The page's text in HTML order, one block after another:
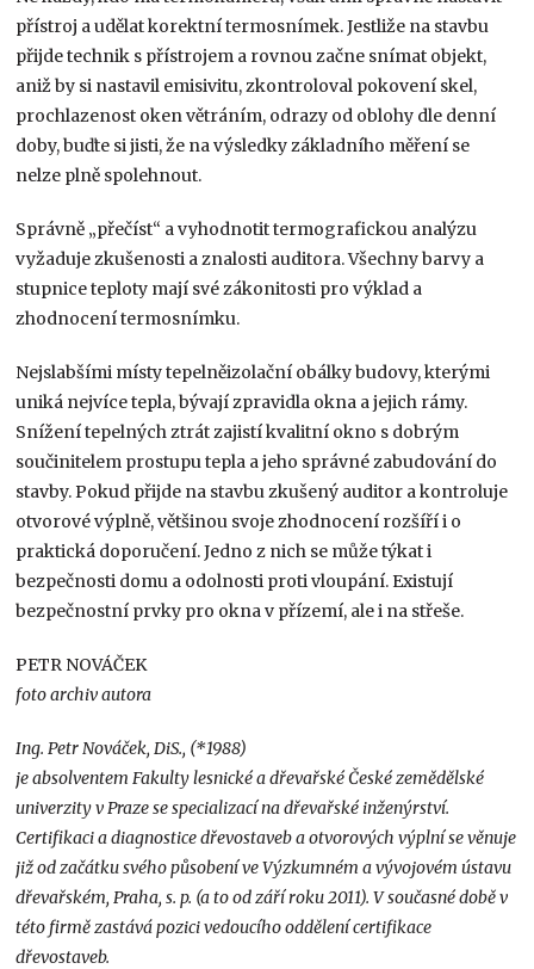
přístroj a udělat korektní termosnímek. Jestliže na stavbu
přijde technik s přístrojem a rovnou začne snímat objekt,
aniž by si nastavil emisivitu, zkontroloval pokovení skel,
prochlazenost oken větráním, odrazy od oblohy dle denní
doby, buďte si jisti, že na výsledky základního měření se
nelze plně spolehnout.
Správně „přečíst“ a vyhodnotit termografickou analýzu
vyžaduje zkušenosti a znalosti auditora. Všechny barvy a
stupnice teploty mají své zákonitosti pro výklad a
zhodnocení termosnímku.
Nejslabšími místy tepelněizolační obálky budovy, kterými
uniká nejvíce tepla, bývají zpravidla okna a jejich rámy.
Snížení tepelných ztrát zajistí kvalitní okno s dobrým
součinitelem prostupu tepla a jeho správné zabudování do
stavby. Pokud přijde na stavbu zkušený auditor a kontroluje
otvorové výplně, většinou svoje zhodnocení rozšíří i o
praktická doporučení. Jedno z nich se může týkat i
bezpečnosti domu a odolnosti proti vloupání. Existují
bezpečnostní prvky pro okna v přízemí, ale i na střeše.
PETR NOVÁČEK
foto archiv autora
Ing. Petr Nováček, DiS., (*1988)
je absolventem Fakulty lesnické a dřevařské České zemědělské
univerzity v Praze se specializací na dřevařské inženýrství.
Certifikaci a diagnostice dřevostaveb a otvorových výplní se věnuje
již od začátku svého působení ve Výzkumném a vývojovém ústavu
dřevařském, Praha, s. p. (a to od září roku 2011). V současné době v
této firmě zastává pozici vedoucího oddělení certifikace
dřevostaveb.